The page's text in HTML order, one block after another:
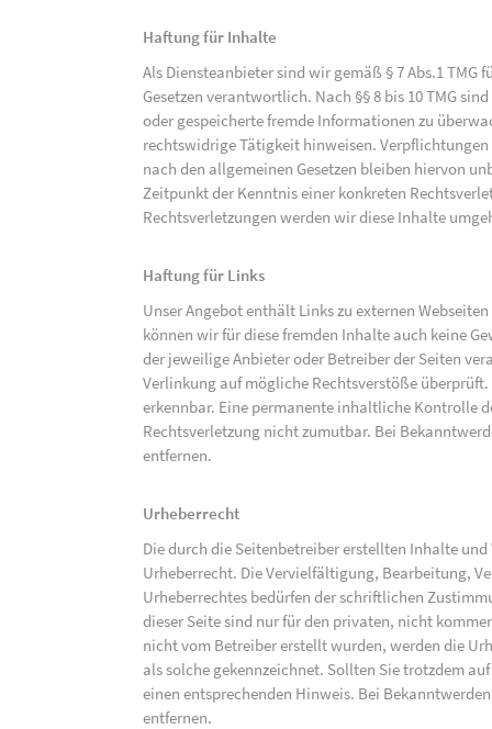
Haftung für Inhalte
Als Diensteanbieter sind wir gemäß § 7 Abs.1
Gesetzen verantwortlich. Nach §§ 8 bis 10 TMG
oder gespeicherte fremde Informationen zu
rechtswidrige Tätigkeit hinweisen.
nach den allgemeinen Gesetzen bleiben hiervon
Zeitpunkt der Kenntnis einer konkreten
Rechtsverletzungen werden wir diese Inhalte
Haftung für Links
Unser Angebot enthält Links zu externen
können wir für diese fremden Inhalte auch keine
der jeweilige Anbieter oder Betreiber der Seiten
Verlinkung auf mögliche Rechtsverstöße
erkennbar. Eine permanente inhaltliche Kontrolle
Rechtsverletzung nicht zumutbar. Bei
entfernen.
Urheberrecht
Die durch die Seitenbetreiber erstellten Inhalte
Urheberrecht. Die Vervielfältigung, Bearbeitung,
Urheberrechtes bedürfen der schriftlichen
dieser Seite sind nur für den privaten, nicht
nicht vom Betreiber erstellt wurden, werden die
als solche gekennzeichnet. Sollten Sie trotzdem
einen entsprechenden Hinweis. Bei
entfernen.